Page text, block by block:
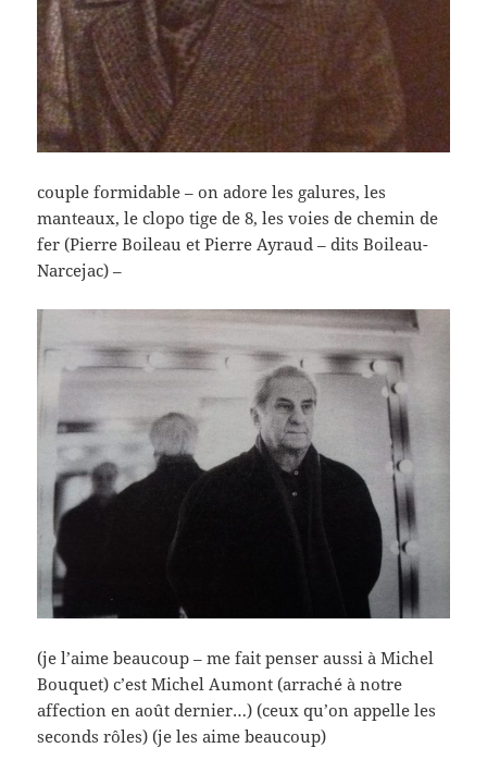
couple formidable – on adore les galures, les
manteaux, le clopo tige de 8, les voies de chemin de
fer (Pierre Boileau et Pierre Ayraud – dits Boileau-
Narcejac) –
(je l’aime beaucoup – me fait penser aussi à Michel
Bouquet) c’est Michel Aumont (arraché à notre
affection en août dernier…) (ceux qu’on appelle les
seconds rôles) (je les aime beaucoup)